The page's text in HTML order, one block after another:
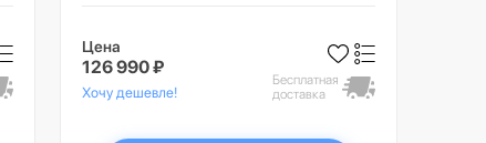
Цена
126 990 ₽
Хочу дешевле!
Бесплатная
доставка